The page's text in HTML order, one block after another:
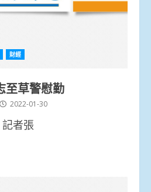
財經
至草警慰勤
2022-01-30
者張